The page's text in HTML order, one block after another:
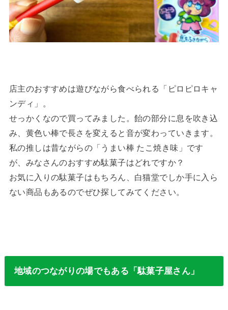
店主のおすすめは遊びながら食べられる「ピロピロキャ
ンディ」。
せっかくなので買ってみました。飴の部分に息を吹き込
み、黄色い棒で長さを変えると音が変わっていきます。
私の推しは昔ながらの「うまい棒 たこ焼き味」です
が、みなさんのおすすめ駄菓子はどれですか？
お気に入りの駄菓子はもちろん、白猫堂でしか手に入ら
ない商品もあるのでぜひ探してみてください。
地域のつながりの場でもある「駄菓子屋さん」